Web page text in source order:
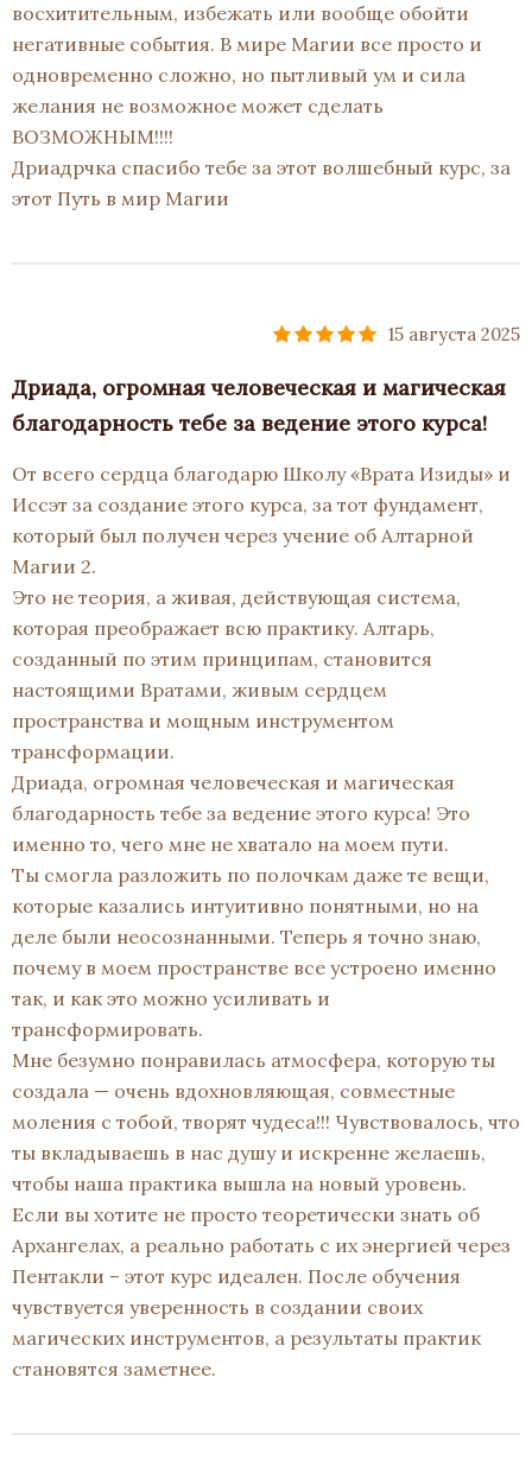
восхитительным, избежать или вообще обойти
негативные события. В мире Магии все просто и
одновременно сложно, но пытливый ум и сила
желания не возможное может сделать
ВОЗМОЖНЫМ!!!!
Дриадрчка спасибо тебе за этот волшебный курс, за
этот Путь в мир Магии
15 августа 2025
Дриада, огромная человеческая и магическая
благодарность тебе за ведение этого курса!
От всего сердца благодарю Школу «Врата Изиды» и
Иссэт за создание этого курса, за тот фундамент,
который был получен через учение об Алтарной
Магии 2.
Это не теория, а живая, действующая система,
которая преображает всю практику. Алтарь,
созданный по этим принципам, становится
настоящими Вратами, живым сердцем
пространства и мощным инструментом
трансформации.
Дриада, огромная человеческая и магическая
благодарность тебе за ведение этого курса! Это
именно то, чего мне не хватало на моем пути.
Ты смогла разложить по полочкам даже те вещи,
которые казались интуитивно понятными, но на
деле были неосознанными. Теперь я точно знаю,
почему в моем пространстве все устроено именно
так, и как это можно усиливать и
трансформировать.
Мне безумно понравилась атмосфера, которую ты
создала — очень вдохновляющая, совместные
моления с тобой, творят чудеса!!! Чувствовалось, что
ты вкладываешь в нас душу и искренне желаешь,
чтобы наша практика вышла на новый уровень.
Если вы хотите не просто теоретически знать об
Архангелах, а реально работать с их энергией через
Пентакли – этот курс идеален. После обучения
чувствуется уверенность в создании своих
магических инструментов, а результаты практик
становятся заметнее.